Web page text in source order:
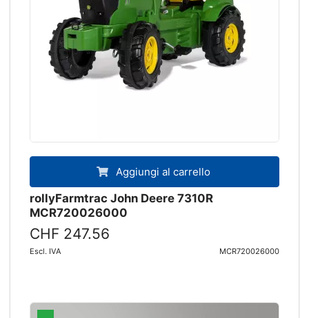
Aggiungi al carrello
rollyFarmtrac John Deere 7310R
MCR720026000
CHF 247.56
Escl. IVA MCR720026000